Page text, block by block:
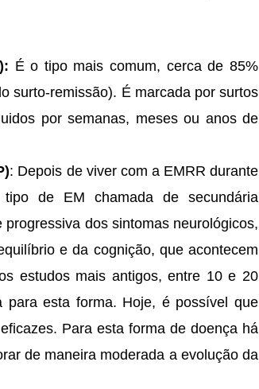
É o tipo mais comum, cerca de 85%
surto-remissão). É marcada por surtos
por semanas, meses ou anos de
: Depois de viver com a EMRR durante
de EM chamada de secundária
dos sintomas neurológicos,
e da cognição, que acontecem
estudos mais antigos, entre 10 e 20
para esta forma. Hoje, é possível que
Para esta forma de doença há
de maneira moderada a evolução da